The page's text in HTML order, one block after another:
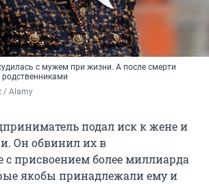
с мужем при жизни. А после смерти
родственниками
/ Alamy
подал иск к жене и
Он обвинил их в
присвоением более миллиарда
якобы принадлежали ему и